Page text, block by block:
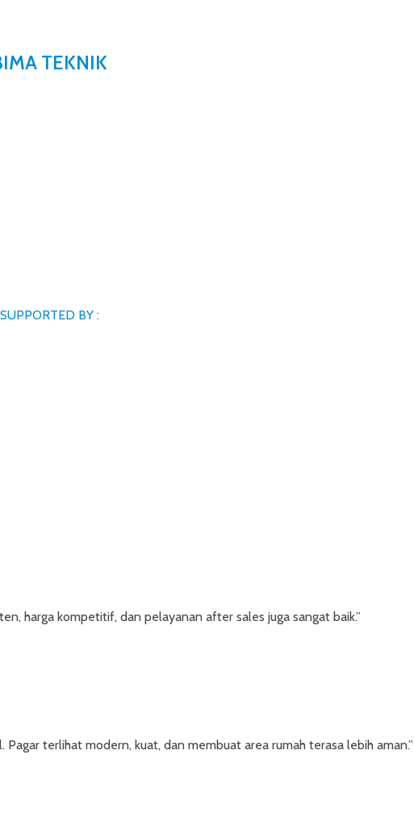
TEKNIK
SUPPORTED BY :
harga kompetitif, dan pelayanan after sales juga sangat baik.”
terlihat modern, kuat, dan membuat area rumah terasa lebih aman.”